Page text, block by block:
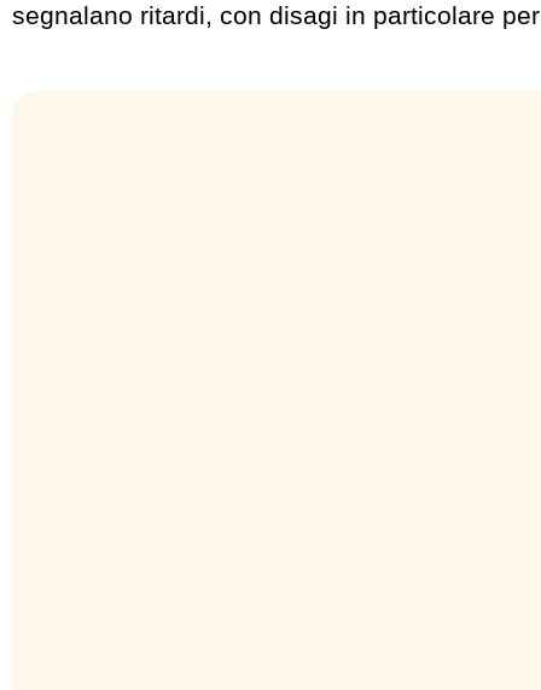
segnalano ritardi, con disagi in particolare